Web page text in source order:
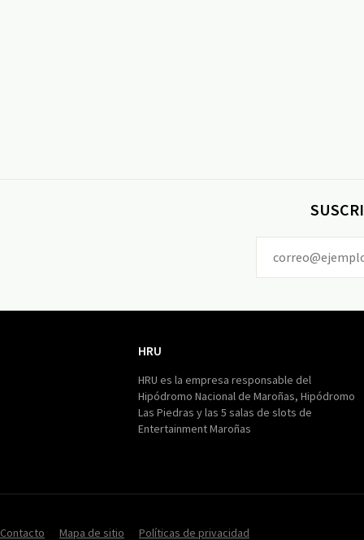
HRU
HRU es la empresa responsable del
Hipódromo Nacional de Maroñas, Hipódromo
Las Piedras y las 5 salas de slots de
Entertainment Maroñas
Contacto Mapa de sitio Políticas de privacidad